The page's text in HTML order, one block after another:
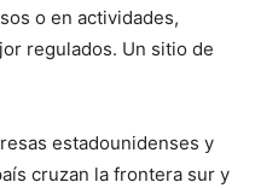
o en actividades,
regulados. Un sitio de
estadounidenses y
cruzan la frontera sur y